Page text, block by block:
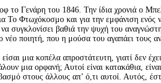
Γενάρη του 1846. Την ίδια χρονιά ο
Φτωχόκοσμο και για την εμφάνιση ενός
να συγκλονίσει βαθιά την ψυχή του
νέο ποιητή, που η μούσα του αγαπάει τους
μια κοπέλα απροστάτευτη, γιατί δεν
μια ορφανή; Αυτοί είναι κατακάθια,
στους άλλους απ’ ό,τι αυτοί. Αυτός,